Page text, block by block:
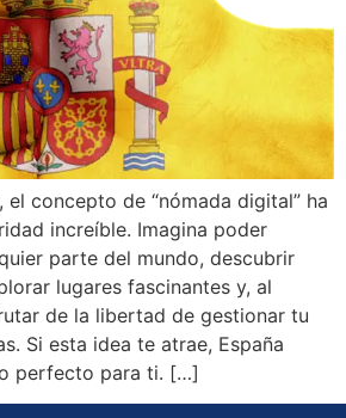
el concepto de “nómada digital” ha
increíble. Imagina poder
parte del mundo, descubrir
lugares fascinantes y, al
de la libertad de gestionar tu
Si esta idea te atrae, España
perfecto para ti. […]